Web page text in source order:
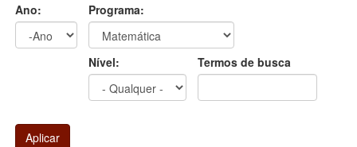
Ano:
Programa:
Nível: Termos de busca
Aplicar